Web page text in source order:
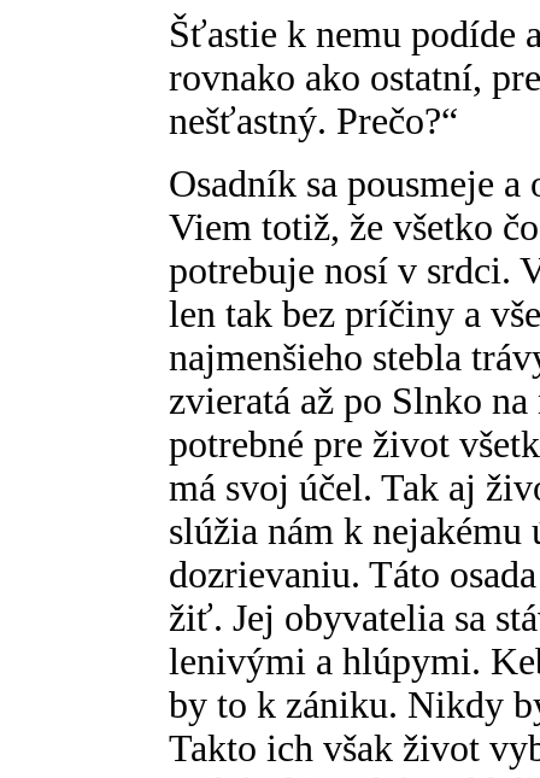
Šťastie k nemu podíde
rovnako ako ostatní,
nešťastný. Prečo?“
Osadník sa pousmeje
Viem totiž, že všetko
potrebuje nosí v srdci.
len tak bez príčiny a
najmenšieho stebla
zvieratá až po Slnko
potrebné pre život
má svoj účel. Tak aj
slúžia nám k nejakému
dozrievaniu. Táto
žiť. Jej obyvatelia sa
lenivými a hlúpymi.
by to k zániku. Nikdy
Takto ich však život